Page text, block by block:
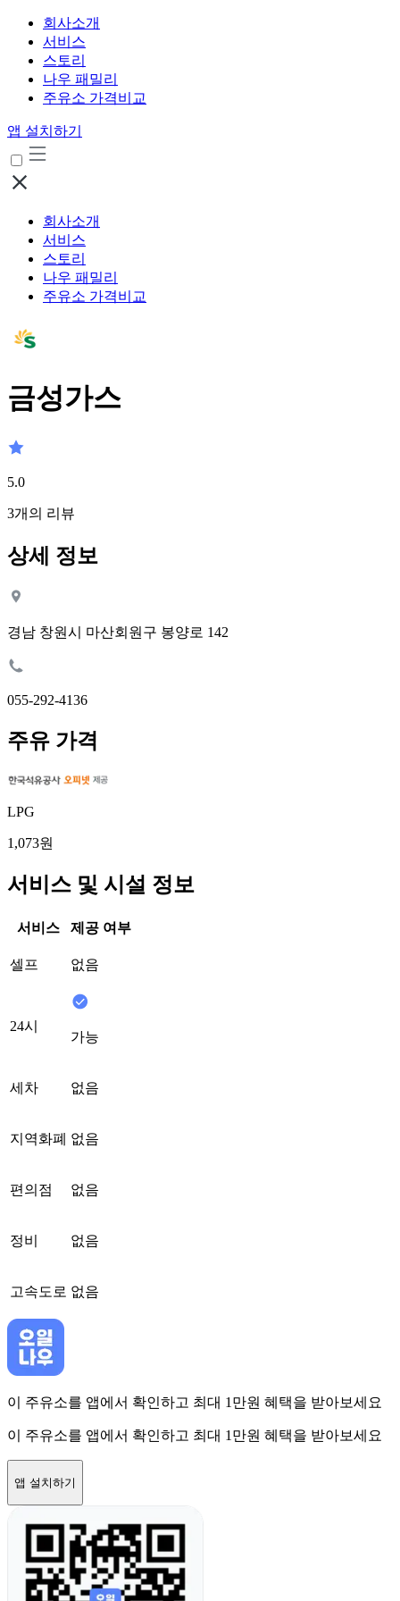
회사소개
서비스
스토리
나우 패밀리
주유소 가격비교
앱 설치하기
회사소개
서비스
스토리
나우 패밀리
주유소 가격비교
금성가스
5.0
3개의 리뷰
상세 정보
경남 창원시 마산회원구 봉양로 142
055-292-4136
주유 가격
LPG
1,073원
서비스 및 시설 정보
서비스 제공 여부
셀프 없음
24시
가능
세차 없음
지역화폐 없음
편의점 없음
정비 없음
고속도로 없음
이 주유소를 앱에서 확인하고 최대 1만원 혜택을 받아보세요
이 주유소를 앱에서 확인하고 최대 1만원 혜택을 받아보세요
앱 설치하기